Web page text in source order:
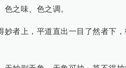
色之味、色之调。
妙者上，平道直出一目了然者下